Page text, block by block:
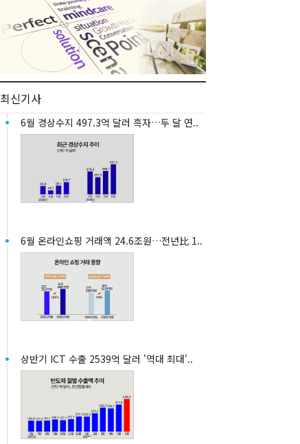
최신기사
6월 경상수지 497.3억 달러 흑자…두 달 연..
6월 온라인쇼핑 거래액 24.6조원…전년比 1..
상반기 ICT 수출 2539억 달러 '역대 최대'..